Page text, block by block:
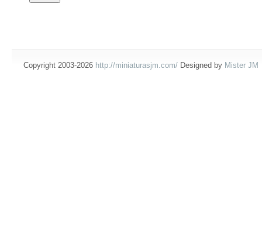
Copyright 2003-2026 http://miniaturasjm.com/ Designed by Mister JM